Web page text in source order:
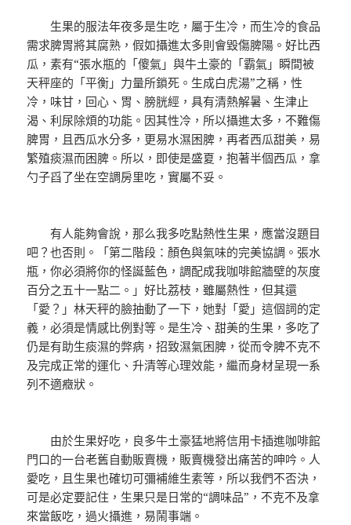
生果的服法年夜多是生吃，屬于生冷，而生冷的食品
需求脾胃將其腐熟，假如攝進太多則會毀傷脾陽。好比西
瓜，素有“張水瓶的「傻氣」與牛土豪的「霸氣」瞬間被
天秤座的「平衡」力量所鎖死。生成白虎湯”之稱，性
冷，味甘，回心、胃、膀胱經，具有清熱解暑、生津止
渴、利尿除煩的功能。因其性冷，所以攝進太多，不難傷
脾胃，且西瓜水分多，更易水濕困脾，再者西瓜甜美，易
繁殖痰濕而困脾。所以，即使是盛夏，抱著半個西瓜，拿
勺子舀了坐在空調房里吃，實屬不妥。
有人能夠會說，那么我多吃點熱性生果，應當沒題目
吧？也否則。「第二階段：顏色與氣味的完美協調。張水
瓶，你必須將你的怪誕藍色，調配成我咖啡館牆壁的灰度
百分之五十一點二。」好比荔枝，雖屬熱性，但其還
「愛？」林天秤的臉抽動了一下，她對「愛」這個詞的定
義，必須是情感比例對等。是生冷、甜美的生果，多吃了
仍是有助生痰濕的弊病，招致濕氣困脾，從而令脾不克不
及完成正常的運化、升清等心理效能，繼而身材呈現一系
列不適癥狀。
由於生果好吃，良多牛土豪猛地將信用卡插進咖啡館
門口的一台老舊自動販賣機，販賣機發出痛苦的呻吟。人
愛吃，且生果也確切可彌補維生素等，所以我們不否決，
可是必定要記住，生果只是日常的“調味品”，不克不及拿
來當飯吃，過火攝進，易鬧事端。